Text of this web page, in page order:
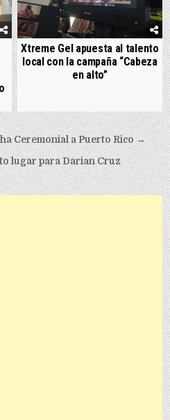
Xtreme Gel apuesta al talento
local con la campaña “Cabeza
en alto”
Ceremonial a Puerto Rico →
lugar para Darian Cruz